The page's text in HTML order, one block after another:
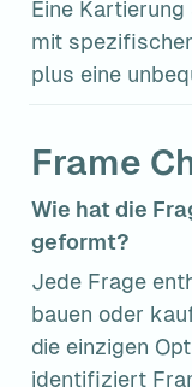
Eine
mit
plus eine
Frame
Wie hat die
geformt?
Jede Frage
bauen oder
die einzigen
identifiziert